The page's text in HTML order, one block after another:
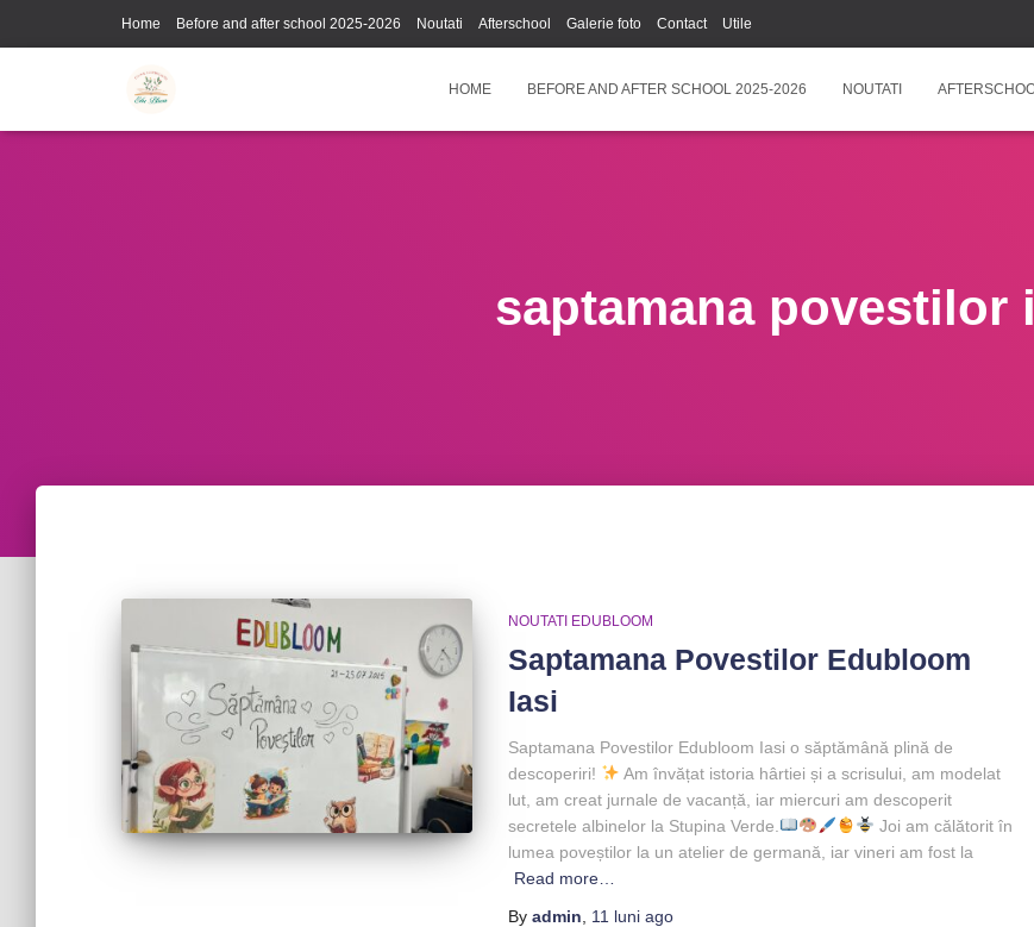
Home Before and after school 2025-2026 Noutati Afterschool Galerie foto Contact Utile
HOME BEFORE AND AFTER SCHOOL 2025-2026 NOUTATI
saptamana povestilor
NOUTATI EDUBLOOM
Saptamana Povestilor Edubloom
Iasi
Saptamana Povestilor Edubloom Iasi o săptămână plină de
descoperiri!
Am învățat istoria hârtiei și a scrisului, am modelat
lut, am creat jurnale de vacanță, iar miercuri am descoperit
secretele albinelor la Stupina Verde.
Joi am călătorit în
lumea poveștilor la un atelier de germană, iar vineri am fost la
Read more…
By admin 11 luni ago